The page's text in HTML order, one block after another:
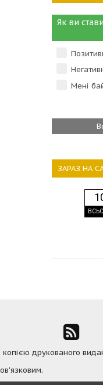
Як ви
Мені
ЗАРАЗ НА
друкованого